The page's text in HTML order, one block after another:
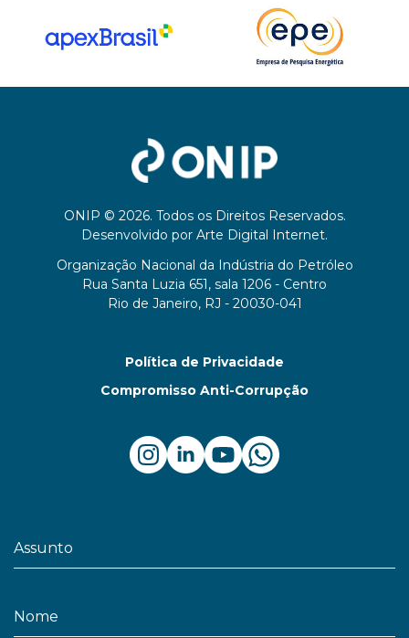
ONIP © 2026. Todos os Direitos Reservados.
Desenvolvido por Arte Digital Internet.
Organização Nacional da Indústria do Petróleo
Rua Santa Luzia 651, sala 1206 - Centro
Rio de Janeiro, RJ - 20030-041
Política de Privacidade
Compromisso Anti-Corrupção